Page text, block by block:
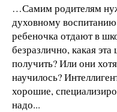
…Самим родителям
духовному
ребеночка отдают в
безразлично, какая
получить? Или они
научилось?
хорошие,
надо...